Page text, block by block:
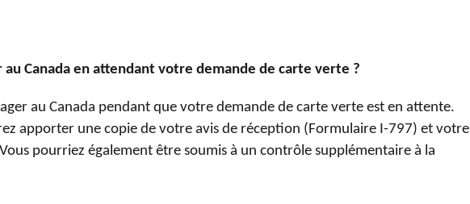
au Canada en attendant votre demande de carte verte ?
au Canada pendant que votre demande de carte verte est en attente.
apporter une copie de votre avis de réception (Formulaire I-797) et votre
pourriez également être soumis à un contrôle supplémentaire à la